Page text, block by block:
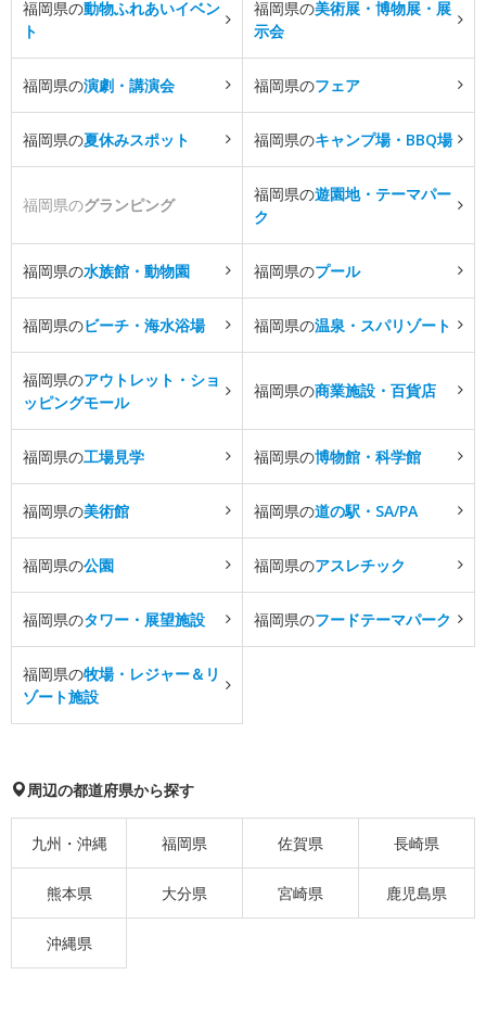
福岡県の動物ふれあいイベン
ト
福岡県の美術展・博物展・展
示会
福岡県の演劇・講演会 福岡県のフェア
福岡県の夏休みスポット 福岡県のキャンプ場・BBQ場
福岡県のグランピング
福岡県の遊園地・テーマパー
ク
福岡県の水族館・動物園 福岡県のプール
福岡県のビーチ・海水浴場 福岡県の温泉・スパリゾート
福岡県のアウトレット・ショ
ッピングモール
福岡県の商業施設・百貨店
福岡県の工場見学 福岡県の博物館・科学館
福岡県の美術館 福岡県の道の駅・SA/PA
福岡県の公園 福岡県のアスレチック
福岡県のタワー・展望施設 福岡県のフードテーマパーク
福岡県の牧場・レジャー＆リ
ゾート施設
周辺の都道府県から探す
九州・沖縄 福岡県 佐賀県 長崎県
熊本県 大分県 宮崎県 鹿児島県
沖縄県